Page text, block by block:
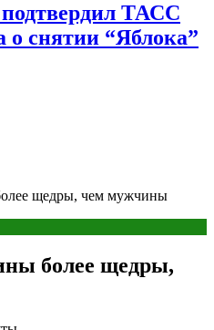
ТАСС
о снятии “Яблока”
щедры, чем мужчины
более щедры,